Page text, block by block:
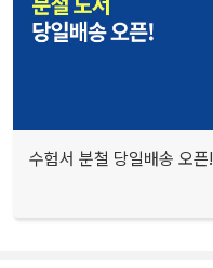
수험서 분철 당일배송 오픈!